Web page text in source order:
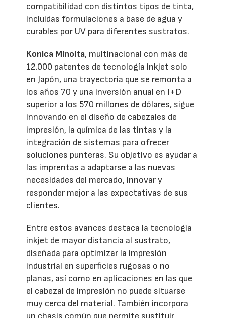
compatibilidad con distintos tipos de tinta,
incluidas formulaciones a base de agua y
curables por UV para diferentes sustratos.
Konica Minolta, multinacional con más de
12.000 patentes de tecnología inkjet solo
en Japón, una trayectoria que se remonta a
los años 70 y una inversión anual en I+D
superior a los 570 millones de dólares, sigue
innovando en el diseño de cabezales de
impresión, la química de las tintas y la
integración de sistemas para ofrecer
soluciones punteras. Su objetivo es ayudar a
las imprentas a adaptarse a las nuevas
necesidades del mercado, innovar y
responder mejor a las expectativas de sus
clientes.
Entre estos avances destaca la tecnología
inkjet de mayor distancia al sustrato,
diseñada para optimizar la impresión
industrial en superficies rugosas o no
planas, así como en aplicaciones en las que
el cabezal de impresión no puede situarse
muy cerca del material. También incorpora